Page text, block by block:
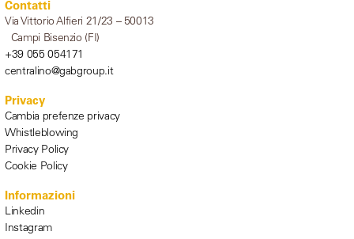
Contatti
Via Vittorio Alfieri 21/23 – 50013
Campi Bisenzio (FI)
+39 055 054171
centralino@gabgroup.it
Privacy
Cambia prefenze privacy
Whistleblowing
Privacy Policy
Cookie Policy
Informazioni
Linkedin
Instagram